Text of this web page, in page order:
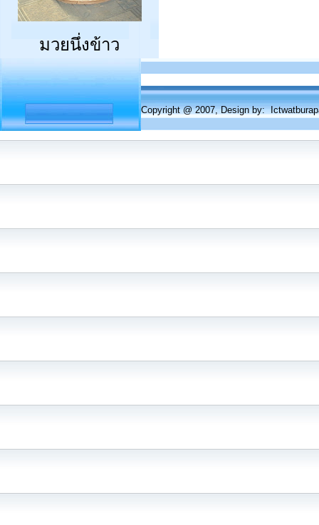
มวยนึ่งข้าว
Copyright @ 2007, Design by: